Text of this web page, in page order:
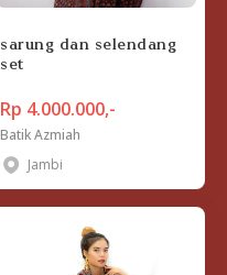
sarung dan selendang
set
Rp 4.000.000,-
Batik Azmiah
Jambi